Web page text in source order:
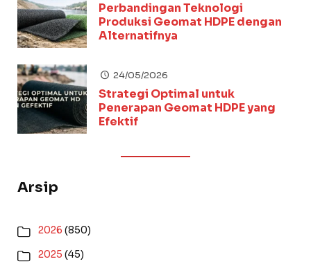
Perbandingan Teknologi
Produksi Geomat HDPE dengan
Alternatifnya
24/05/2026
Strategi Optimal untuk
Penerapan Geomat HDPE yang
Efektif
Arsip
2026 (850)
2025 (45)